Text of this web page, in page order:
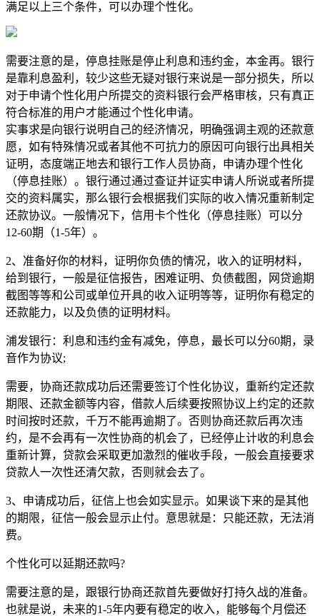
满足以上三个条件，可以办理个性化。
需要注意的是，停息挂账是停止利息和违约金，本金再。银行
是靠利息盈利，较少这些无疑对银行来说是一部分损失，所以
对于申请个性化用户所提交的资料银行会严格审核，只有真正
符合标准的用户才能通过个性化申请。
实事求是向银行说明自己的经济情况，明确强调主观的还款意
愿，如有特殊情况或者其他不可抗力的原因可向银行出具相关
证明，态度端正地去和银行工作人员协商，申请办理个性化
（停息挂账）。银行通过通过查证并证实申请人所说或者所提
交的资料属实，那么银行会根据我们实际的收入情况重新制定
还款协议。一般情况下，信用卡个性化（停息挂账）可以分
12-60期（1-5年）。
2、准备好你的材料，证明你负债的情况，收入的证明材料，
给到银行，一般是征信报告，困难证明、负债截图，网贷逾期
截图等等和公司或单位开具的收入证明等等，证明你有稳定的
还款能力，以及负债的证明材料。
浦发银行：利息和违约金有减免，停息，最长可以分60期，录
音作为协议;
需要，协商还款成功后还需要签订个性化协议，重新约定还款
期限、还款金额等内容，借款人后续要按照协议上约定的还款
时间按时还款，千万不能再逾期了。否则协商还款后再次违
约，是不会再有一次性协商的机会了，已经停止计收的利息会
重新计算，贷款会采取更加激烈的催收手段，一般会直接要求
贷款人一次性还清欠款，否则就会去了。
3、申请成功后，征信上也会如实显示。如果谈下来的是其他
的期限，征信一般会显示止付。意思就是：只能还款，无法消
费。
个性化可以延期还款吗?
需要注意的是，跟银行协商还款首先要做好打持久战的准备。
也就是说，未来的1-5年内要有稳定的收入，能够每个月偿还